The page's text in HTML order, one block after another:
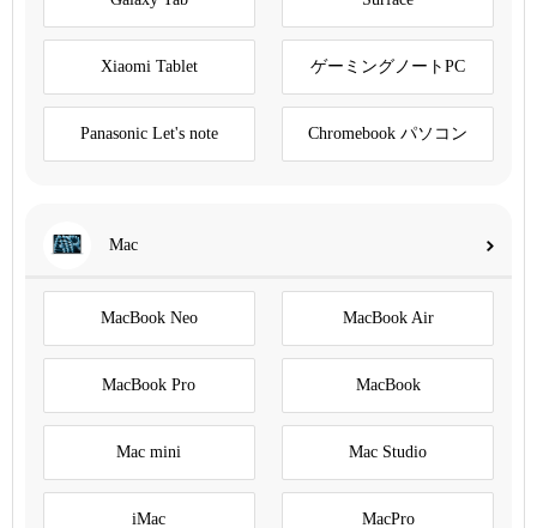
Xiaomi Tablet ゲーミングノートPC
Panasonic Let's note Chromebook パソコン
Mac
MacBook Neo MacBook Air
MacBook Pro MacBook
Mac mini Mac Studio
iMac MacPro